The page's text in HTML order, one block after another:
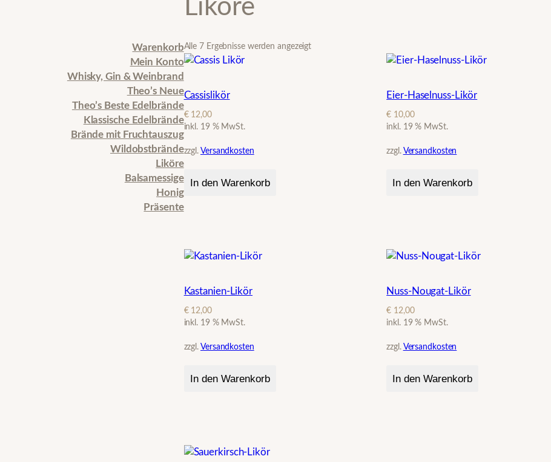
Liköre
Warenkorb
Mein Konto
Whisky, Gin & Weinbrand
Theo’s Neue
Theo’s Beste Edelbrände
Klassische Edelbrände
Brände mit Fruchtauszug
Wildobstbrände
Liköre
Balsamessige
Honig
Präsente
Alle 7 Ergebnisse werden angezeigt
Cassislikör
€12,00
inkl. 19 % MwSt.
zzgl. Versandkosten
In den Warenkorb
Eier-Haselnuss-Likör
€ 10,00
inkl. 19 % MwSt.
zzgl. Versandkosten
In den Warenkorb
Kastanien-Likör
€12,00
inkl. 19 % MwSt.
zzgl. Versandkosten
In den Warenkorb
Nuss-Nougat-Likör
€ 12,00
inkl. 19 % MwSt.
zzgl. Versandkosten
In den Warenkorb